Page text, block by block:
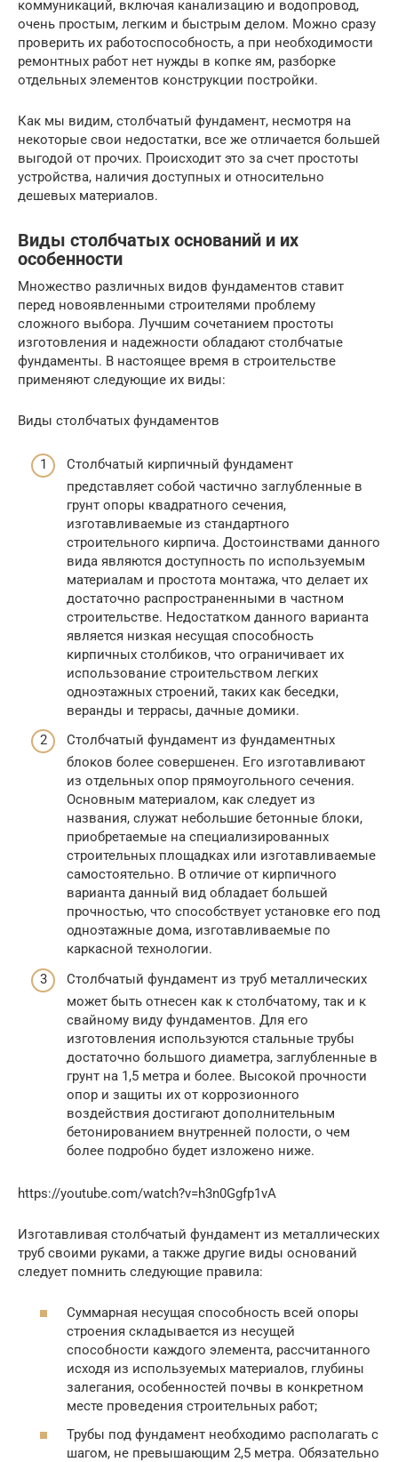
коммуникаций, включая канализацию и водопровод,
очень простым, легким и быстрым делом. Можно сразу
проверить их работоспособность, а при необходимости
ремонтных работ нет нужды в копке ям, разборке
отдельных элементов конструкции постройки.
Как мы видим, столбчатый фундамент, несмотря на
некоторые свои недостатки, все же отличается большей
выгодой от прочих. Происходит это за счет простоты
устройства, наличия доступных и относительно
дешевых материалов.
Виды столбчатых оснований и их
особенности
Множество различных видов фундаментов ставит
перед новоявленными строителями проблему
сложного выбора. Лучшим сочетанием простоты
изготовления и надежности обладают столбчатые
фундаменты. В настоящее время в строительстве
применяют следующие их виды:
Виды столбчатых фундаментов
Столбчатый кирпичный фундамент
представляет собой частично заглубленные в
грунт опоры квадратного сечения,
изготавливаемые из стандартного
строительного кирпича. Достоинствами данного
вида являются доступность по используемым
материалам и простота монтажа, что делает их
достаточно распространенными в частном
строительстве. Недостатком данного варианта
является низкая несущая способность
кирпичных столбиков, что ограничивает их
использование строительством легких
одноэтажных строений, таких как беседки,
веранды и террасы, дачные домики.
Столбчатый фундамент из фундаментных
блоков более совершенен. Его изготавливают
из отдельных опор прямоугольного сечения.
Основным материалом, как следует из
названия, служат небольшие бетонные блоки,
приобретаемые на специализированных
строительных площадках или изготавливаемые
самостоятельно. В отличие от кирпичного
варианта данный вид обладает большей
прочностью, что способствует установке его под
одноэтажные дома, изготавливаемые по
каркасной технологии.
Столбчатый фундамент из труб металлических
может быть отнесен как к столбчатому, так и к
свайному виду фундаментов. Для его
изготовления используются стальные трубы
достаточно большого диаметра, заглубленные в
грунт на 1,5 метра и более. Высокой прочности
опор и защиты их от коррозионного
воздействия достигают дополнительным
бетонированием внутренней полости, о чем
более подробно будет изложено ниже.
https://youtube.com/watch?v=h3n0Ggfp1vA
Изготавливая столбчатый фундамент из металлических
труб своими руками, а также другие виды оснований
следует помнить следующие правила:
Суммарная несущая способность всей опоры
строения складывается из несущей
способности каждого элемента, рассчитанного
исходя из используемых материалов, глубины
залегания, особенностей почвы в конкретном
месте проведения строительных работ;
Трубы под фундамент необходимо располагать с
шагом, не превышающим 2,5 метра. Обязательно